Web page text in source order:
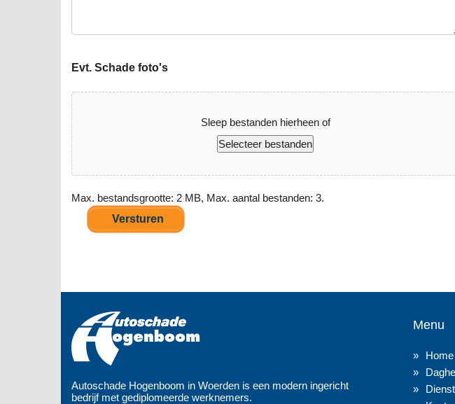
Evt. Schade foto's
Sleep bestanden hierheen of
Selecteer bestanden
Max. bestandsgrootte: 2 MB, Max. aantal bestanden: 3.
Autoschade Hogenboom in Woerden is een modern ingericht
bedrijf met gediplomeerde werknemers.
Menu
Home